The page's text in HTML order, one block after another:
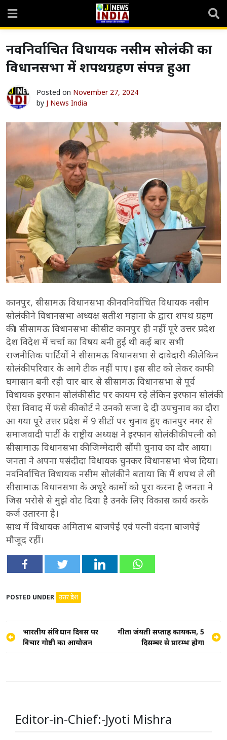
content
नवनिर्वाचित विधायक नसीम सोलंकी का
विधानसभा में शपथग्रहण संपन्न हुआ
Posted on November 27, 2024
by J News India
कानपुर, सीसामऊ विधानसभा की नवनिर्वाचित विधायक नसीम
सोलंकी ने विधानसभा अध्यक्ष सतीश महाना के द्वारा शपथ ग्रहण
की। सीसामऊ विधानसभा की सीट कानपुर ही नहीं पूरे उत्तर प्रदेश
देश विदेश में चर्चा का विषय बनी हुई थी कई बार सभी
राजनीतिक पार्टियों ने सीसामऊ विधानसभा से दावेदारी की लेकिन
सोलंकी परिवार के आगे टीक नहीं पाए। इस सीट को लेकर काफी
घमासान बनी रही चार बार से सीसामऊ विधानसभा से पूर्व
विधायक इरफान सोलंकी सीट पर कायम रहे लेकिन इरफान सोलंकी
ऐसा विवाद में फंसे की कोर्ट ने उनको सजा दे दी उपचुनाव का दौरा
आ गया पूरे उत्तर प्रदेश में 9 सीटों पर चुनाव हुए कानपुर नगर से
समाजवादी पार्टी के राष्ट्रीय अध्यक्ष ने इरफान सोलंकी की पत्नी को
सीसामाऊ विधानसभा की जिम्मेदारी सौंपी चुनाव का दौर आया।
जनता ने अपना पसंदीदा विधायक चुनकर विधानसभा भेज दिया।
नवनिर्वाचित विधायक नसीम सोलंकी ने बताया कि मैं शपथ ले ली
सीसामाऊ विधानसभा के अधूरे कामों को पूरा करना है जनता ने
जिस भरोसे से मुझे वोट दिया है उनके लिए विकास कार्य करके
कर्ज उतारना है।
साथ में विधायक अमिताभ बाजपेई एवं पत्नी वंदना बाजपेई
मौजूद रहीं।
POSTED UNDER उत्तर प्रदेश
Post
navigation
भारतीय संविधान दिवस पर
विचार गोष्ठी का आयोजन
गीता जंयती सप्ताह कार्यकम, 5
दिसम्बर से प्रारम्भ होगा
Editor-in-Chief:-Jyoti Mishra